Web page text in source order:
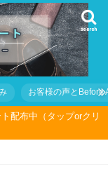
search
お客様の声とBefore
配布中（タップorクリ